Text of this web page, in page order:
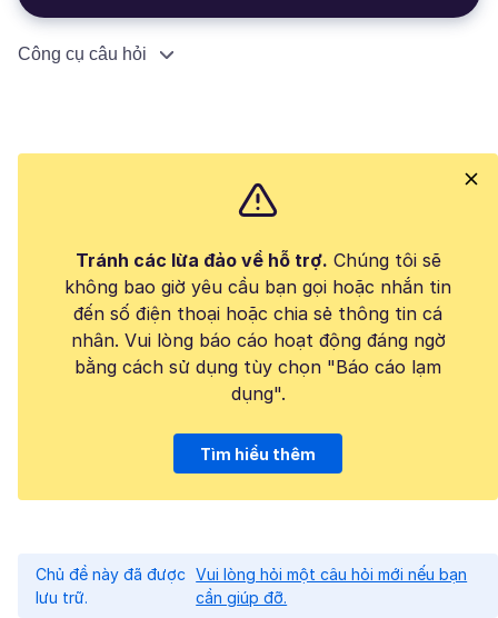
Công cụ câu hỏi
Tránh các lừa đảo về hỗ trợ. Chúng tôi sẽ
không bao giờ yêu cầu bạn gọi hoặc nhắn tin
đến số điện thoại hoặc chia sẻ thông tin cá
nhân. Vui lòng báo cáo hoạt động đáng ngờ
bằng cách sử dụng tùy chọn "Báo cáo lạm
dụng".
Tìm hiểu thêm
Chủ đề này đã được
lưu trữ.
Vui lòng hỏi một câu hỏi mới nếu bạn
cần giúp đỡ.